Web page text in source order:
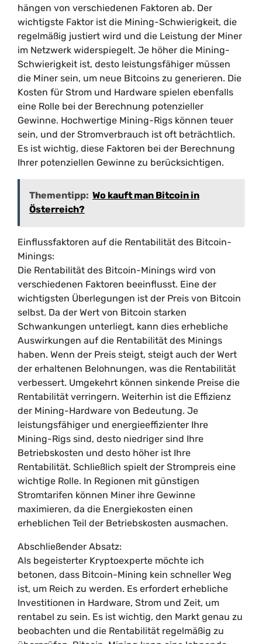
hängen von verschiedenen Faktoren ab. Der
wichtigste Faktor ist die Mining-Schwierigkeit, die
regelmäßig justiert wird und die Leistung der Miner
im Netzwerk widerspiegelt. Je höher die Mining-
Schwierigkeit ist, desto leistungsfähiger müssen
die Miner sein, um neue Bitcoins zu generieren. Die
Kosten für Strom und Hardware spielen ebenfalls
eine Rolle bei der Berechnung potenzieller
Gewinne. Hochwertige Mining-Rigs können teuer
sein, und der Stromverbrauch ist oft beträchtlich.
Es ist wichtig, diese Faktoren bei der Berechnung
Ihrer potenziellen Gewinne zu berücksichtigen.
Thementipp: Wo kauft man Bitcoin in
Österreich?
Einflussfaktoren auf die Rentabilität des Bitcoin-
Minings:
Die Rentabilität des Bitcoin-Minings wird von
verschiedenen Faktoren beeinflusst. Eine der
wichtigsten Überlegungen ist der Preis von Bitcoin
selbst. Da der Wert von Bitcoin starken
Schwankungen unterliegt, kann dies erhebliche
Auswirkungen auf die Rentabilität des Minings
haben. Wenn der Preis steigt, steigt auch der Wert
der erhaltenen Belohnungen, was die Rentabilität
verbessert. Umgekehrt können sinkende Preise die
Rentabilität verringern. Weiterhin ist die Effizienz
der Mining-Hardware von Bedeutung. Je
leistungsfähiger und energieeffizienter Ihre
Mining-Rigs sind, desto niedriger sind Ihre
Betriebskosten und desto höher ist Ihre
Rentabilität. Schließlich spielt der Strompreis eine
wichtige Rolle. In Regionen mit günstigen
Stromtarifen können Miner ihre Gewinne
maximieren, da die Energiekosten einen
erheblichen Teil der Betriebskosten ausmachen.
Abschließender Absatz:
Als begeisterter Kryptoexperte möchte ich
betonen, dass Bitcoin-Mining kein schneller Weg
ist, um Reich zu werden. Es erfordert erhebliche
Investitionen in Hardware, Strom und Zeit, um
rentabel zu sein. Es ist wichtig, den Markt genau zu
beobachten und die Rentabilität regelmäßig zu